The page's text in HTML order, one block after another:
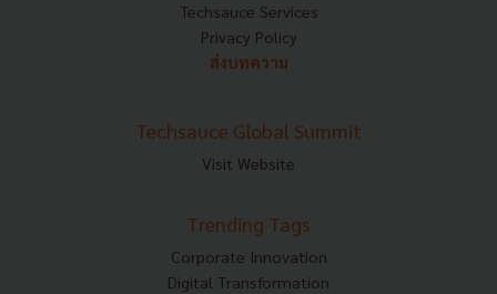
Techsauce Services
Privacy Policy
ส่งบทความ
Techsauce Global Summit
Visit Website
Trending Tags
Corporate Innovation
Digital Transformation